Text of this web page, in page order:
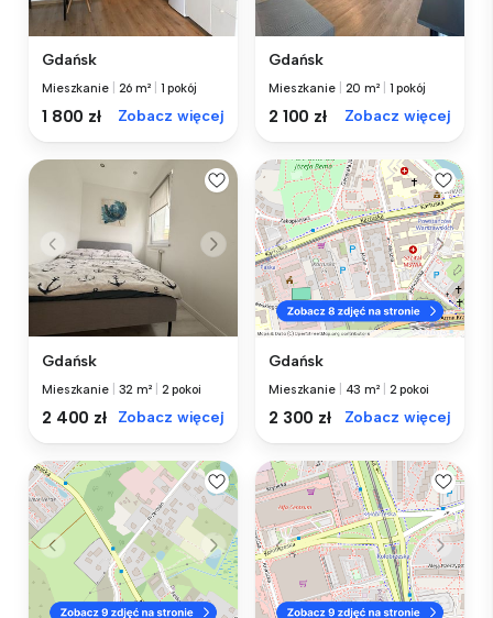
Gdańsk
Mieszkanie 26 m² 1 pokój
1 800 zł Zobacz więcej
Gdańsk
Mieszkanie 20 m² 1 pokój
2 100 zł Zobacz więcej
Gdańsk
Mieszkanie 32 m² 2 pokoi
2 400 zł Zobacz więcej
Gdańsk
Mieszkanie 43 m² 2 pokoi
2 300 zł Zobacz więcej